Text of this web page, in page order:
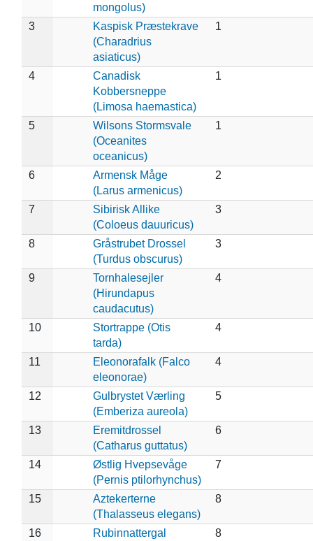
mongolus)
3
Kaspisk Præstekrave
(Charadrius
asiaticus)
1
4
Canadisk
Kobbersneppe
(Limosa haemastica)
1
5
Wilsons Stormsvale
(Oceanites
oceanicus)
1
6
Armensk Måge
(Larus armenicus)
2
7
Sibirisk Allike
(Coloeus dauuricus)
3
8
Gråstrubet Drossel
(Turdus obscurus)
3
9
Tornhalesejler
(Hirundapus
caudacutus)
4
10
Stortrappe (Otis
tarda)
4
11
Eleonorafalk (Falco
eleonorae)
4
12
Gulbrystet Værling
(Emberiza aureola)
5
13
Eremitdrossel
(Catharus guttatus)
6
14
Østlig Hvepsevåge
(Pernis ptilorhynchus)
7
15
Aztekerterne
(Thalasseus elegans)
8
16
Rubinnattergal
8